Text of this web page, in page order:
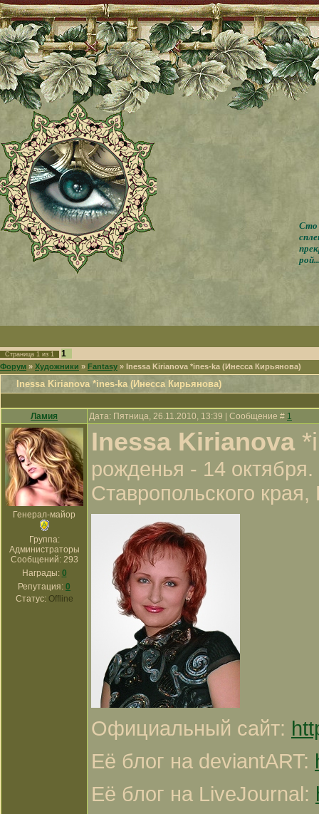
Сто
Страница 1 из 1 1
Форум » Художники » Fantasy » Inessa Kirianova *ines-ka (Инесса Кирьянова)
Inessa Kirianova *ines-ka (Инесса Кирьянова)
Ламия Дата: Пятница, 26.11.2010, 13:39 | Сообщение # 1
Генерал-майор
Группа:
Администраторы
Сообщений: 293
Награды: 0
Репутация: 0
Статус: Offline
Inessa Kirianova
рожденья - 14
Ставропольского края,
Официальный сайт:
Её блог на deviantART:
Её блог на LiveJournal: